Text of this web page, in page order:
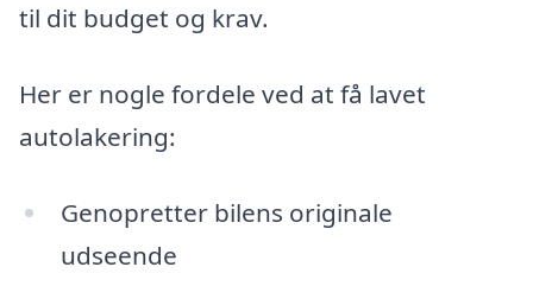
til dit budget og krav.
Her er nogle fordele ved at få lavet
autolakering:
Genopretter bilens originale
udseende